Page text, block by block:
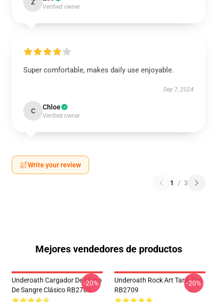
Z
Verified owner
Super comfortable, makes daily use enjoyable.
Sep 7, 2024
C Chloe
Verified owner
Write your review
1 / 3
Mejores vendedores de productos
Underoath Cargador De Mano
De Sangre Clásico RB2709
-20%
Underoath Rock Art Tank Top
RB2709
-20%